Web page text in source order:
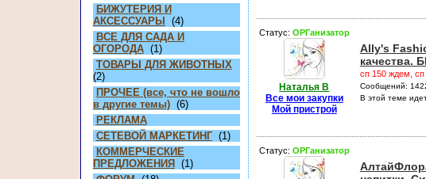
Статус: ОРГанизатор
Наталья В
Все мои закупки
Мой пристрой
Ally's
качества.
сп 150 ждем,
Сообщений:
В этой теме идет
Статус: ОРГанизатор
БИЖУТЕРИЯ И
АКСЕССУАРЫ (4)
ВСЕ ДЛЯ САДА И
ОГОРОДА (1)
ТОВАРЫ ДЛЯ ЖИВОТНЫХ
(2)
ПРОЧЕЕ (все, что не вошло
в другие темы) (6)
РЕКЛАМА
СЕТЕВОЙ МАРКЕТИНГ (1)
КОММЕРЧЕСКИЕ
ПРЕДЛОЖЕНИЯ (1)